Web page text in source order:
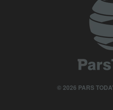
© 2026 PARS